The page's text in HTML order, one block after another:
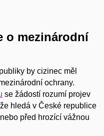
o mezinárodní
by cizinec měl
ochrany.
se žádostí rozumí projev
hledá v České republice
před hrozící vážnou